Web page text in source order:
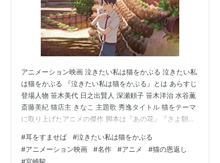
アニメーション映画 泣きたい私は猫をかぶる 泣きたい私
は猫をかぶる 『泣きたい私は猫をかぶる』とは あらすじ
登場人物 笹木美代 日之出賢人 深瀬頼子 笹木洋治 水谷薫
斎藤美紀 猫店主 きなこ 主題歌 秀逸タイトル 猫をテーマ
に取り上げたアニメの傑作 脚本は『あの花』『さよ朝』
目 『泣きたい私は猫をかぶる』とは 『泣きたい私は猫を
かぶる』は、スタジオコロリド制作による長編アニメー
#耳をすませば #泣きたい私は猫をかぶる
#アニメーション映画 #名作 #アニメ #猫の恩返し
#宮崎駿